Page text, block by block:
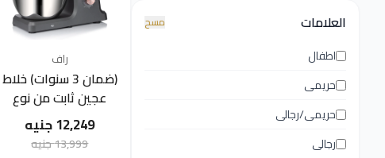
العلامات مسح
اطفال
حريمى
حريمى/رجالى
رجالى
راف
(ضمان 3 سنوات) خلاط
عجين ثابت من نوع
RAF R.6615، بقوة 12,249 جنيه
13,999 جنيه